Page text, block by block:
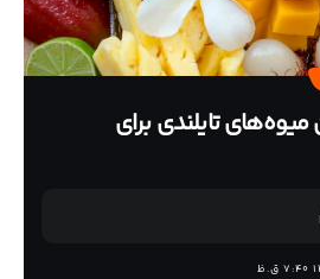
تایلندی برای